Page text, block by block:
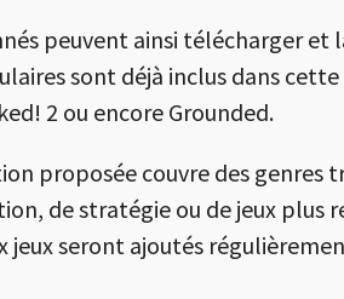
peuvent ainsi télécharger
sont déjà inclus dans
2 ou encore Grounded.
proposée couvre des genres
de stratégie ou de jeux plus
jeux seront ajoutés